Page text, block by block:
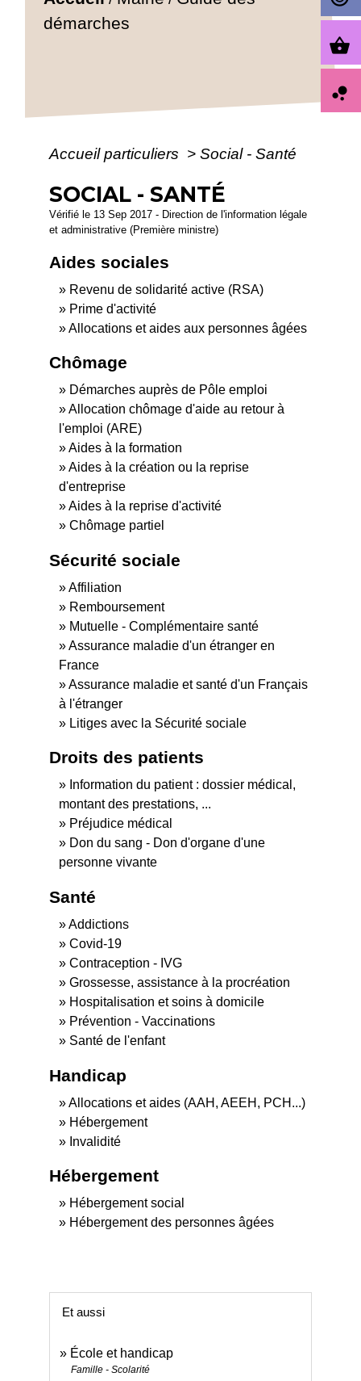
démarches
Accueil particuliers > Social - Santé
SOCIAL - SANTÉ
Vérifié le 13 Sep 2017 - Direction de l'information légale
et administrative (Première ministre)
Aides sociales
Revenu de solidarité active (RSA)
Prime d'activité
Allocations et aides aux personnes âgées
Chômage
Démarches auprès de Pôle emploi
Allocation chômage d'aide au retour à
l'emploi (ARE)
Aides à la formation
Aides à la création ou la reprise
d'entreprise
Aides à la reprise d'activité
Chômage partiel
Sécurité sociale
Affiliation
Remboursement
Mutuelle - Complémentaire santé
Assurance maladie d'un étranger en
France
Assurance maladie et santé d'un Français
à l'étranger
Litiges avec la Sécurité sociale
Droits des patients
Information du patient : dossier médical,
montant des prestations, ...
Préjudice médical
Don du sang - Don d'organe d'une
personne vivante
Santé
Addictions
Covid-19
Contraception - IVG
Grossesse, assistance à la procréation
Hospitalisation et soins à domicile
Prévention - Vaccinations
Santé de l'enfant
Handicap
Allocations et aides (AAH, AEEH, PCH...)
Hébergement
Invalidité
Hébergement
Hébergement social
Hébergement des personnes âgées
Et aussi
École et handicap
Famille - Scolarité
shopping_basket
bubble_chart